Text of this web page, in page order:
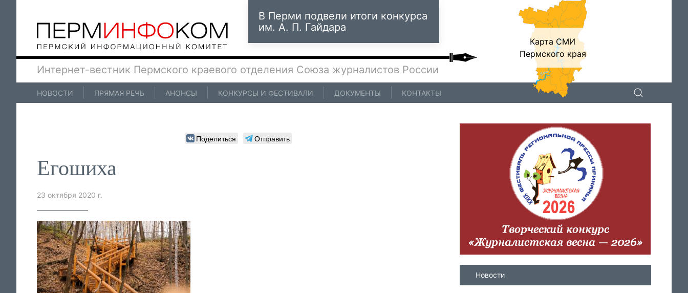
В Перми подвели итоги конкурса
им. А. П. Гайдара
Карта СМИ
Пермского края
Интернет-вестник Пермского краевого отделения Союза журналистов России
НОВОСТИ ПРЯМАЯ РЕЧЬ АНОНСЫ КОНКУРСЫ И ФЕСТИВАЛИ ДОКУМЕНТЫ КОНТАКТЫ
Поделиться Отправить
Егошиха
23 октября 2020 г.
Новости